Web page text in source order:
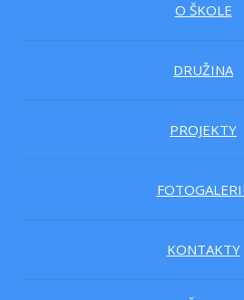
O ŠKOLE
DRUŽINA
PROJEKTY
KONTAKTY